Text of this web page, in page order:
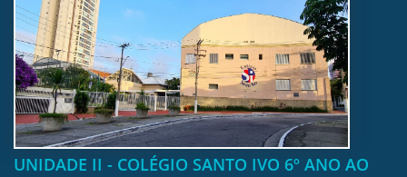
UNIDADE II - COLÉGIO SANTO IVO 6º ANO AO